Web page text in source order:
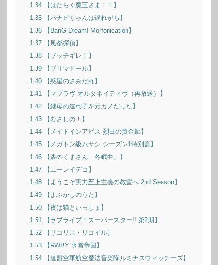
1.34【はたらく魔王さま！！】
1.35【ハナビちゃんは遅れがち】
1.36【BanG Dream! Morfonication】
1.37【風都探偵】
1.38【ブッチギレ！】
1.39【プリマドール】
1.40【惑星のさみだれ】
1.41【マブラヴ オルタネイティヴ（再放送）】
1.42【継母の連れ子が元カノだった】
1.43【むさしの！】
1.44【メイドインアビス 烈日の黄金郷】
1.45【メガトン級ムサシ シーズン1特別篇】
1.46【森のくまさん、冬眠中。】
1.47【ユーレイデコ】
1.48【ようこそ実力至上主義の教室へ 2nd Season】
1.49【よふかしのうた】
1.50【夜は猫といっしょ】
1.51【ラブライブ！スーパースター!! 第2期】
1.52【リコリス・リコイル】
1.53【RWBY 氷雪帝国】
1.54【連盟空軍航空魔法音楽隊ルミナスウィッチーズ】